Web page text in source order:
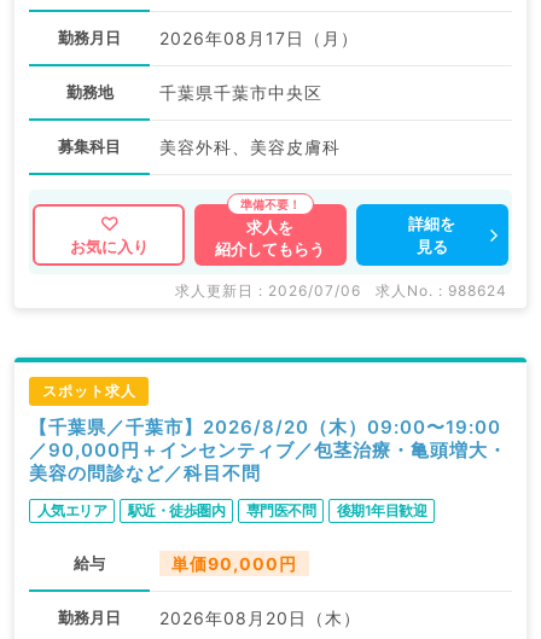
勤務月日 2026年08月17日（月）
勤務地 千葉県千葉市中央区
募集科目 美容外科、美容皮膚科
お気に入り
求人を
紹介してもらう
詳細を
見る
求人更新日 : 2026/07/06 求人No. : 988624
スポット求人
【千葉県／千葉市】2026/8/20（木）09:00〜19:00
／90,000円＋インセンティブ／包茎治療・亀頭増大・
美容の問診など／科目不問
人気エリア 駅近・徒歩圏内 専門医不問 後期1年目歓迎
給与 単価90,000円
勤務月日 2026年08月20日（木）